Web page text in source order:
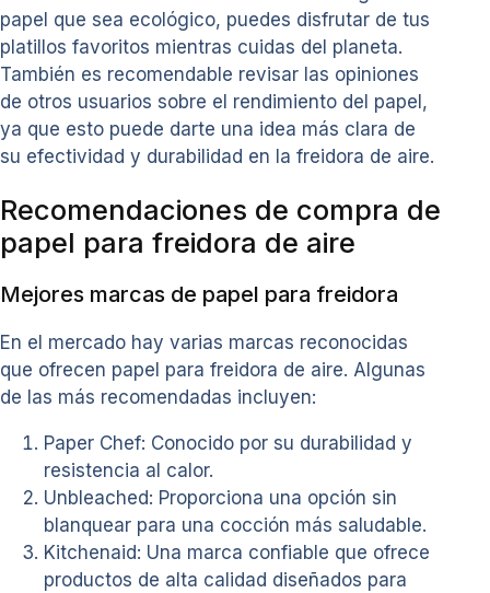
papel que sea ecológico, puedes disfrutar de tus
platillos favoritos mientras cuidas del planeta.
También es recomendable revisar las opiniones
de otros usuarios sobre el rendimiento del papel,
ya que esto puede darte una idea más clara de
su efectividad y durabilidad en la freidora de aire.
Recomendaciones de compra de
papel para freidora de aire
Mejores marcas de papel para freidora
En el mercado hay varias marcas reconocidas
que ofrecen papel para freidora de aire. Algunas
de las más recomendadas incluyen:
Paper Chef: Conocido por su durabilidad y
resistencia al calor.
Unbleached: Proporciona una opción sin
blanquear para una cocción más saludable.
Kitchenaid: Una marca confiable que ofrece
productos de alta calidad diseñados para